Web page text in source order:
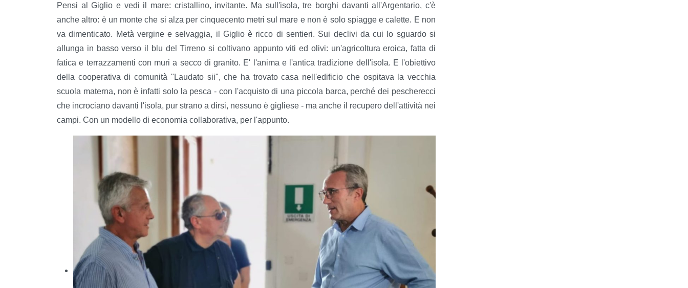
Pensi al Giglio e vedi il mare: cristallino, invitante. Ma sull'isola, tre borghi davanti all'Argentario, c'è
anche altro: è un monte che si alza per cinquecento metri sul mare e non è solo spiagge e calette. E non
va dimenticato. Metà vergine e selvaggia, il Giglio è ricco di sentieri. Sui declivi da cui lo sguardo si
allunga in basso verso il blu del Tirreno si coltivano appunto viti ed olivi: un'agricoltura eroica, fatta di
fatica e terrazzamenti con muri a secco di granito. E' l'anima e l'antica tradizione dell'isola. E l'obiettivo
della cooperativa di comunità "Laudato sii", che ha trovato casa nell'edificio che ospitava la vecchia
scuola materna, non è infatti solo la pesca - con l'acquisto di una piccola barca, perché dei pescherecci
che incrociano davanti l'isola, pur strano a dirsi, nessuno è gigliese - ma anche il recupero dell'attività nei
campi. Con un modello di economia collaborativa, per l'appunto.